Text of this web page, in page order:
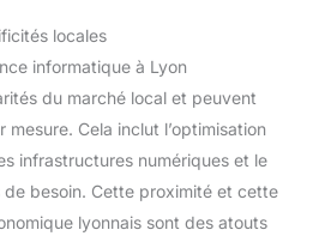
locales
informatique à Lyon
du marché local et peuvent
mesure. Cela inclut l’optimisation
infrastructures numériques et le
besoin. Cette proximité et cette
lyonnais sont des atouts